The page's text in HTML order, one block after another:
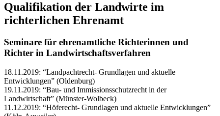
Qualifikation der Landwirte im
richterlichen Ehrenamt
Seminare für ehrenamtliche Richterinnen und
Richter in Landwirtschaftsverfahren
18.11.2019: “Landpachtrecht- Grundlagen und aktuelle
Entwicklungen” (Oldenburg)
19.11.2019: “Bau- und Immissionsschutzrecht in der
Landwirtschaft” (Münster-Wolbeck)
11.12.2019: “Höferecht- Grundlagen und aktuelle Entwicklungen”